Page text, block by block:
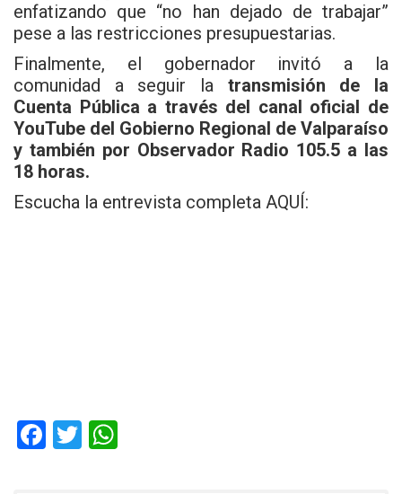
enfatizando que “no han dejado de trabajar”
pese a las restricciones presupuestarias.
Finalmente, el gobernador invitó a la
comunidad a seguir la transmisión de la
Cuenta Pública a través del canal oficial de
YouTube del Gobierno Regional de Valparaíso
y también por Observador Radio 105.5 a las
18 horas.
Escucha la entrevista completa AQUÍ:
F
T